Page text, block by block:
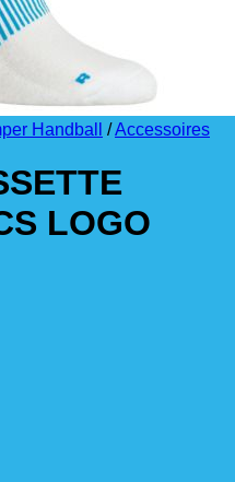
Handball /Accessoires
LOGO